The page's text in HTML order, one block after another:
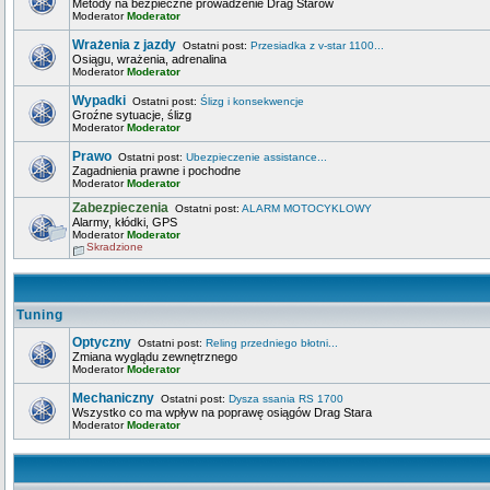
Metody na bezpieczne prowadzenie Drag Starów
ModeratorModerator
Wrażenia z jazdy Ostatni post: Przesiadka z v-star 1100...
Osiągu, wrażenia, adrenalina
ModeratorModerator
Wypadki Ostatni post: Ślizg i konsekwencje
Groźne sytuacje, ślizg
ModeratorModerator
Prawo Ostatni post: Ubezpieczenie assistance...
Zagadnienia prawne i pochodne
ModeratorModerator
Zabezpieczenia Ostatni post: ALARM MOTOCYKLOWY
Alarmy, kłódki, GPS
ModeratorModerator
Skradzione
Tuning
Optyczny Ostatni post: Reling przedniego błotni...
Zmiana wyglądu zewnętrznego
ModeratorModerator
Mechaniczny Ostatni post: Dysza ssania RS 1700
Wszystko co ma wpływ na poprawę osiągów Drag Stara
ModeratorModerator